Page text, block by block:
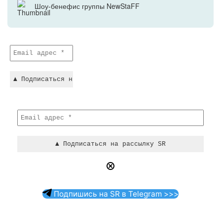
Шоу-бенефис группы NewStaFF
Подпишись на SR в Telegram >>>